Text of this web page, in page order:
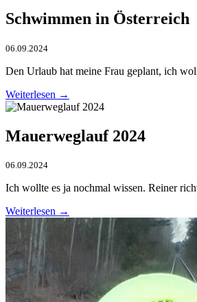
Schwimmen in Österreich
06.09.2024
Den Urlaub hat meine Frau geplant, ich
Weiterlesen →
Mauerweglauf 2024
06.09.2024
Ich wollte es ja nochmal wissen. Reiner
Weiterlesen →